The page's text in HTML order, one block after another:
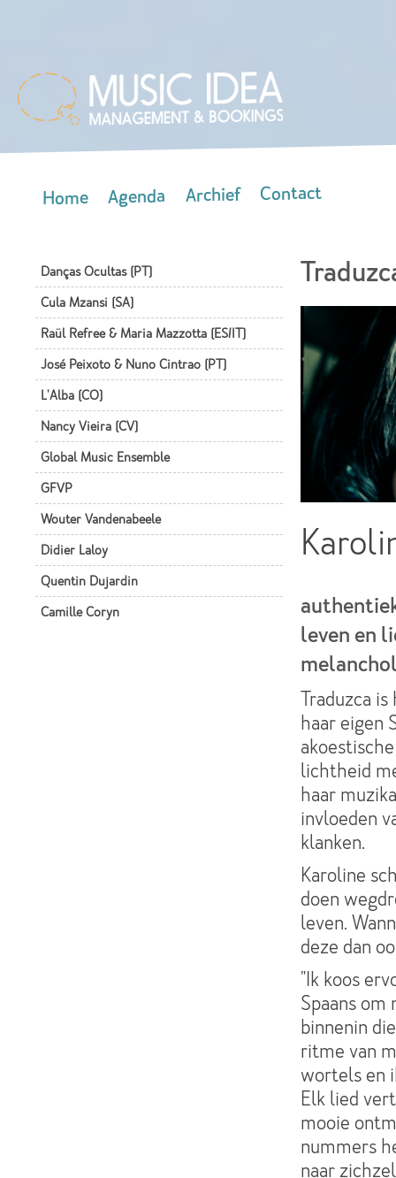
Home Agenda Archief Contact
Danças Ocultas (PT)
Cula Mzansi (SA)
Raül Refree & Maria Mazzotta (ES/IT)
José Peixoto & Nuno Cintrao (PT)
L'Alba (CO)
Nancy Vieira (CV)
Global Music Ensemble
GFVP
Wouter Vandenabeele
Didier Laloy
Quentin Dujardin
Camille Coryn
leven en
Traduzca
haar eigen
lichtheid
haar
invloeden
klanken.
Karoline
doen
leven.
deze dan
"Ik koos
Spaans
binnenin
ritme van
wortels en
Elk lied
mooie
nummers
naar